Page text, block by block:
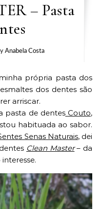
– Pasta
Anabela Costa
própria pasta dos
dos dentes são
arriscar.
pasta de dentesCouto,
habituada ao sabor.
Senas Naturais, dei
Clean Master– da